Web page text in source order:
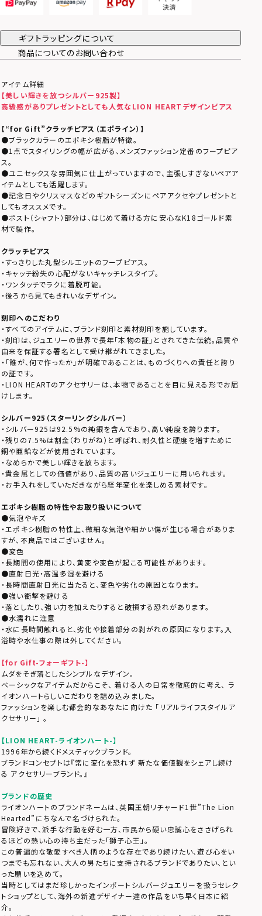
ギフトラッピングについて
商品についてのお問い合わせ
アイテム詳細
【美しい輝きを放つシルバー925製】
高級感がありプレゼントとしても人気なLION HEARTデザインピアス
【“for Gift”クラッチピアス （エポライン）】
●ブラックカラーのエポキシ樹脂が特徴。
●1点でスタイリングの幅が広がる、メンズファッション定番のフープピア
ス。
●ユニセックスな雰囲気に仕上がっていますので、主張しすぎないペアア
イテムとしても活躍します。
●記念日やクリスマスなどのギフトシーズンにペアアクセやプレゼントと
してもオススメです。
●ポスト（シャフト）部分は、はじめて着ける方に安心なK18ゴールド素
材で製作。
クラッチピアス
・すっきりした丸型シルエットのフープピアス。
・キャッチ紛失の心配がないキャッチレスタイプ。
・ワンタッチでラクに着脱可能。
・後ろから見てもきれいなデザイン。
刻印へのこだわり
・すべてのアイテムに、ブランド刻印と素材刻印を施しています。
・刻印は、ジュエリーの世界で長年「本物の証」とされてきた伝統。品質や
由来を保証する署名として受け継がれてきました。
・「誰が、何で作ったか」が明確であることは、ものづくりへの責任と誇り
の証です。
・LION HEARTのアクセサリーは、本物であることを目に見える形でお届
けします。
シルバー925（スターリングシルバー）
・シルバー925は92.5%の純銀を含んでおり、高い純度を誇ります。
・残りの7.5%は割金（わりがね）と呼ばれ、耐久性と硬度を増すために
銅や亜鉛などが使用されています。
・なめらかで美しい輝きを放ちます。
・貴金属としての価値があり、品質の高いジュエリーに用いられます。
・お手入れをしていただきながら経年変化を楽しめる素材です。
エポキシ樹脂の特性やお取り扱いについて
●気泡やキズ
・エポキシ樹脂の特性上、微細な気泡や細かい傷が生じる場合がありま
すが、不良品ではございません。
●変色
・長期間の使用により、黄変や変色が起こる可能性があります。
●直射日光・高温多湿を避ける
・長時間直射日光に当たると、変色や劣化の原因となります。
●強い衝撃を避ける
・落としたり、強い力を加えたりすると破損する恐れがあります。
●水濡れに注意
・水に長時間触れると、劣化や接着部分の剥がれの原因になります。入
浴時や水仕事の際は外してください。
【for Gift-フォーギフト-】
ムダをそぎ落としたシンプルなデザイン。
ベーシックなアイテムだからこそ、 着ける人の日常を徹底的に考え、 ラ
イオンハートらしいこだわりを詰め込みました。
ファッションを楽しむ都会的なあなたに向けた 「リアルライフスタイルア
クセサリー」 。
【LION HEART-ライオンハート-】
1996年から続くドメスティックブランド。
ブランドコンセプトは『常に変化を恐れず 新たな価値観をシェアし続け
る アクセサリーブランド。』
ブランドの歴史
ライオンハートのブランドネームは、英国王朝リチャード1世”The Lion
Hearted”にちなんで名づけられた。
冒険好きで、派手な行動を好む一方、市民から硬い忠誠心をささげられ
るほどの熱い心の持ち主だった「獅子心王」。
この普遍的な敬愛すべき人柄のような存在であり続けたい、遊び心をい
つまでも忘れない、大人の男たちに支持されるブランドでありたい、とい
った願いを込めて。
当時としてはまだ珍しかったインポートシルバージュエリーを扱うセレク
トショップとして、海外の新進デザイナー達の作品をいち早く日本に紹
介。